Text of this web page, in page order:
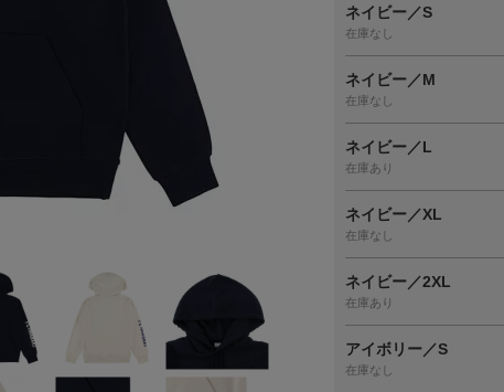
ネイビー／S
在庫なし
ネイビー／M
在庫なし
ネイビー／L
在庫あり
ネイビー／XL
在庫なし
ネイビー／2XL
在庫あり
アイボリー／S
在庫なし